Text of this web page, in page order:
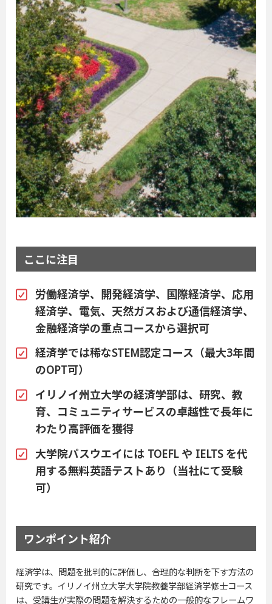
ここに注目
労働経済学、開発経済学、国際経済学、応用
経済学、電気、天然ガスおよび通信経済学、
金融経済学の重点コースから選択可
経済学では稀なSTEM認定コース（最大3年間
のOPT可）
イリノイ州立大学の経済学部は、研究、教
育、コミュニティサービスの卓越性で長年に
わたり高評価を獲得
大学院パスウエイには TOEFL や IELTS を代
用する無料英語テストあり（当社にて受験
可）
ワンポイント紹介
経済学は、問題を批判的に評価し、合理的な判断を下す方法の
研究です。イリノイ州立大学大学院教養学部経済学修士コース
は、受講生が実際の問題を解決するための一般的なフレームワ